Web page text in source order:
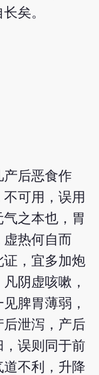
矣。
产后恶食作
可用，误用
之本也，胃
虚热何自而
，宜多加炮
阴虚咳嗽，
脾胃薄弱，
泄泻，产后
误则同于前
不利，升降